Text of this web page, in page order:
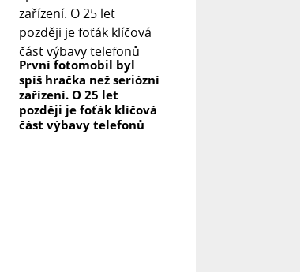
První fotomobil byl
spíš hračka než seriózní
zařízení. O 25 let
později je foťák klíčová
část výbavy telefonů